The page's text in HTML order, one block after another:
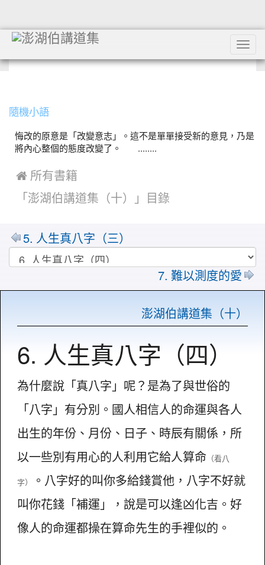
隨機小語
悔改的原意是「改變意志」。這不是單單接受新的意見，乃是
將內心整個的態度改變了。 ........
 所有書籍
「澎湖伯講道集（十）」目錄
5. 人生真八字（三）
7. 難以測度的愛
澎湖伯講道集（十）
6. 人生真八字（四）
為什麼說「真八字」呢？是為了與世俗的
「八字」有分別。國人相信人的命運與各人
出生的年份、月份、日子、時辰有關係，所
以一些別有用心的人利用它給人算命 （看八
字）
。八字好的叫你多給錢賞他，八字不好就
叫你花錢「補運」，說是可以逢凶化吉。好
像人的命運都操在算命先生的手裡似的。